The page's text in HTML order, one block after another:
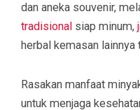
dan aneka souvenir,
tradisional siap minum,
herbal kemasan lainnya
Rasakan manfaat
untuk menjaga